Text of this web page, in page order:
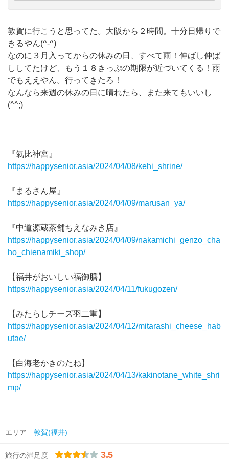
敦賀に行こうと思ってた。大阪から２時間。十分日帰りで
きるやん(^-^)
なのに３月入ってからの休みの日、すべて雨！伸ばし伸ば
ししてたけど、もう１８きっぷの期限が近づいてくる！雨
でもええやん。行ってきたろ！
なんなら来週の休みの日に晴れたら、また来てもいいし
(^^;)
『氣比神宮』
https://happysenior.asia/2024/04/08/kehi_shrine/
『まるさん屋』
https://happysenior.asia/2024/04/09/marusan_ya/
『中道源蔵茶舗ちえなみき店』
https://happysenior.asia/2024/04/09/nakamichi_genzo_cha
ho_chienamiki_shop/
【福井がおいしい福御膳】
https://happysenior.asia/2024/04/11/fukugozen/
【みたらしチーズ羽二重】
https://happysenior.asia/2024/04/12/mitarashi_cheese_hab
utae/
【白海老かきのたね】
https://happysenior.asia/2024/04/13/kakinotane_white_shri
mp/
エリア 敦賀(福井)
旅行の満足度 3.5